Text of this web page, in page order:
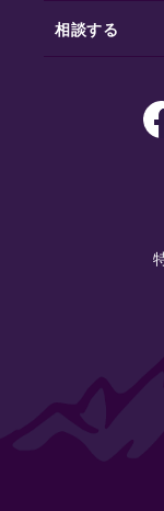
相談する